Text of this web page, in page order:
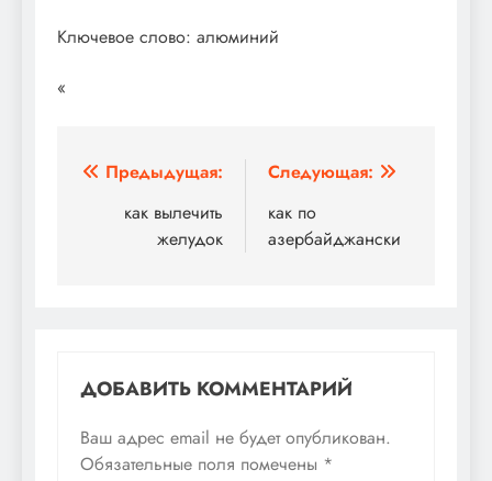
Ключевое слово: алюминий
«
Навигация
записям
Предыдущая:
как вылечить
желудок
Следующая:
как по
азербайджански
ДОБАВИТЬ КОММЕНТАРИЙ
Ваш адрес email не будет опубликован.
Обязательные поля помечены *